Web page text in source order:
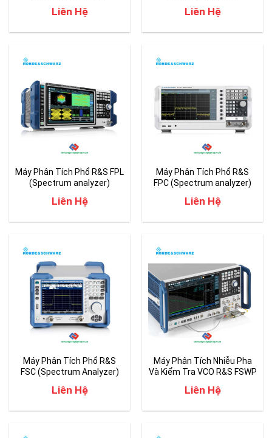
Liên Hệ Liên Hệ
Máy Phân Tích Phổ R&S FPL
(Spectrum analyzer)
Liên Hệ
Máy Phân Tích Phổ R&S
FPC (Spectrum analyzer)
Liên Hệ
Máy Phân Tích Phổ R&S
FSC (Spectrum Analyzer)
Liên Hệ
Máy Phân Tích Nhiễu Pha
Và Kiểm Tra VCO R&S FSWP
Liên Hệ